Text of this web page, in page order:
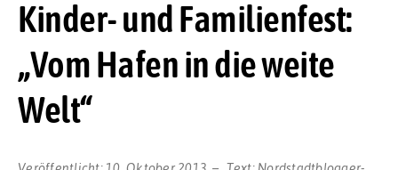
Kinder- und Familienfest:
„Vom Hafen in die weite
Welt“